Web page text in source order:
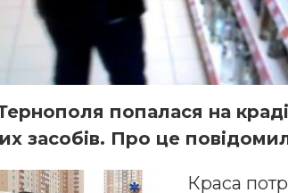
попалася на
засобів. Про це
Краса